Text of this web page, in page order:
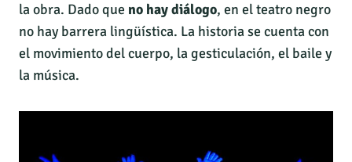
la obra. Dado que no hay diálogo, en el teatro negro
no hay barrera lingüística. La historia se cuenta con
el movimiento del cuerpo, la gesticulación, el baile y
la música.